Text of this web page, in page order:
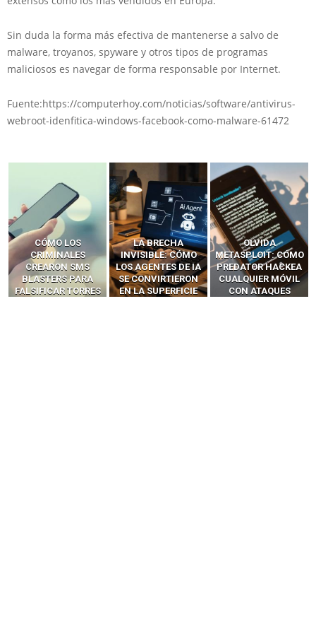
Sin duda la forma más efectiva de mantenerse a salvo de
malware, troyanos, spyware y otros tipos de programas
maliciosos es navegar de forma responsable por Internet.
Fuente:https://computerhoy.com/noticias/software/antivirus-
webroot-idenfitica-windows-facebook-como-malware-61472
LA BRECHA
INVISIBLE: CÓMO
LOS AGENTES DE IA
SE CONVIRTIERON
EN LA SUPERFICIE
OLVIDA
METASPLOIT: CÓMO
PREDATOR HACKEA
CUALQUIER MÓVIL
CON ATAQUES
CÓMO LOS HACKERS
INTERCEPTAN OTPS
Y LLAMADAS
MÓVILES SIN
‘HACKEAR’ — EL